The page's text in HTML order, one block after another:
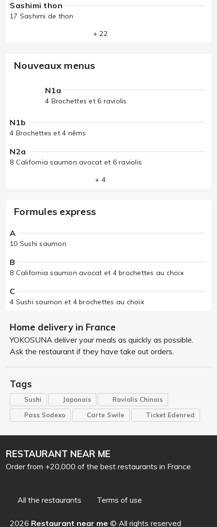
Sashimi thon
17 Sashimi de thon
+ 22
Nouveaux menus
N1a
4 Brochettes et 6 raviolis
N1b
4 Brochettes et 4 nêms
N2a
8 California saumon avocat et 6 raviolis
+ 4
Formules express
A
10 Sushi saumon
B
8 California saumon avocat et 4 brochettes au choix
C
4 Sushi saumon et 4 brochettes au choix
Home delivery in France
YOKOSUNA deliver your meals as quickly as possible.
Ask the restaurant if they have take out orders.
Tags
Sushi Japonais
Raviolis Chinois
Pass Sodexo
Carte Swile Ticket Edenred
RESTAURANT NEAR ME
Order from +20,000 of the best restaurants in France
All the restaurants Terms of use
2026 Restaurant near me © All rights reserved